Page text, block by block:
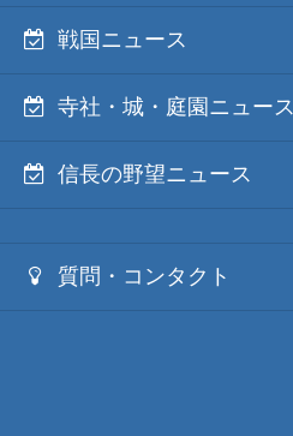
戦国ニュース
寺社・城・庭園ニュース
信長の野望ニュース
質問・コンタクト